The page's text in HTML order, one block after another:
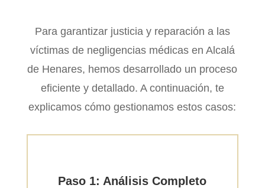
Para garantizar justicia y reparación a las
víctimas de negligencias médicas en Alcalá
de Henares, hemos desarrollado un proceso
eficiente y detallado. A continuación, te
explicamos cómo gestionamos estos casos:
Paso 1: Análisis Completo